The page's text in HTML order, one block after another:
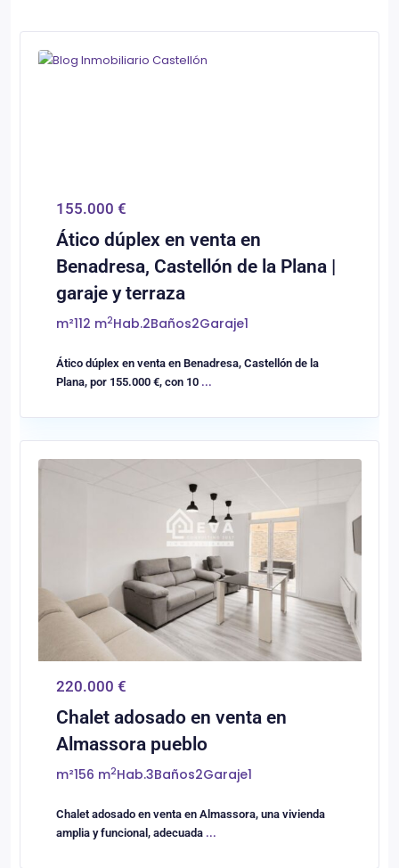
0 Castellón/Castelló
155.000 €
Ático dúplex en venta en
Benadresa, Castellón de la Plana |
garaje y terraza
m²112 m2Hab.2Baños2Garaje1
Ático dúplex en venta en Benadresa, Castellón de la
Plana, por 155.000 €, con 10 ...
0 Almassora/Almazora
220.000 €
Chalet adosado en venta en
Almassora pueblo
m²156 m2Hab.3Baños2Garaje1
Chalet adosado en venta en Almassora, una vivienda
amplia y funcional, adecuada ...